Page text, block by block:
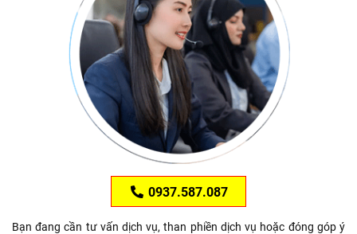
0937.587.087
Bạn đang cần tư vấn dịch vụ, than phiền dịch vụ hoặc đóng góp ý